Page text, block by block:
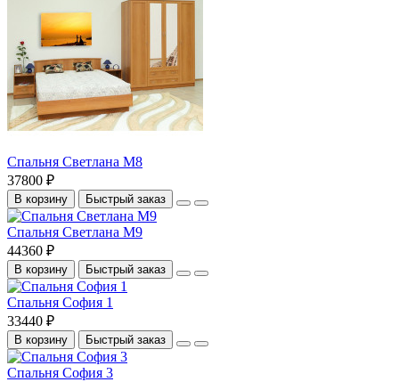
Спальня Светлана М8
37800 ₽
В корзину Быстрый заказ
Спальня Светлана М9
44360 ₽
В корзину Быстрый заказ
Спальня София 1
33440 ₽
В корзину Быстрый заказ
Спальня София 3